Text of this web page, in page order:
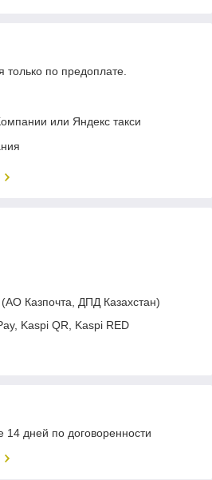
только по предоплате.
или Яндекс такси
Казпочта, ДПД Казахстан)
Kaspi QR, Kaspi RED
14 дней по договоренности